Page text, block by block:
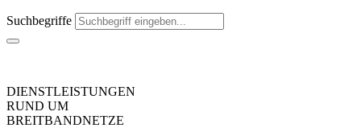
Suchbegriffe
DIENST­LEISTUNGEN
RUND UM
BREIT­BAND­NETZE